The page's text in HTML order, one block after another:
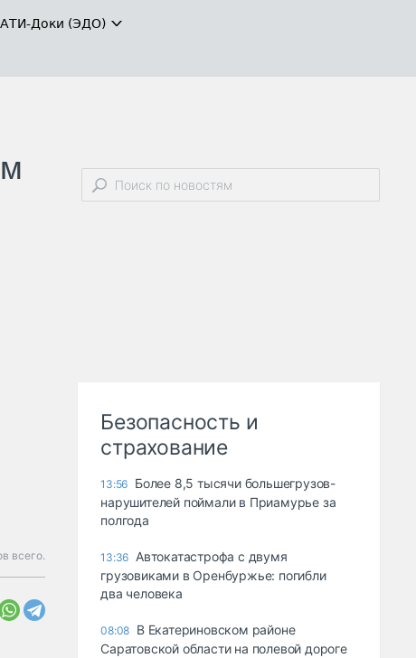
АТИ-Доки (ЭДО)
всего.
Безопасность и
страхование
13:56 Более 8,5 тысячи большегрузов-
нарушителей поймали в Приамурье за
полгода
13:36 Автокатастрофа с двумя
грузовиками в Оренбуржье: погибли
два человека
08:08 В Екатериновском районе
Саратовской области на полевой дороге